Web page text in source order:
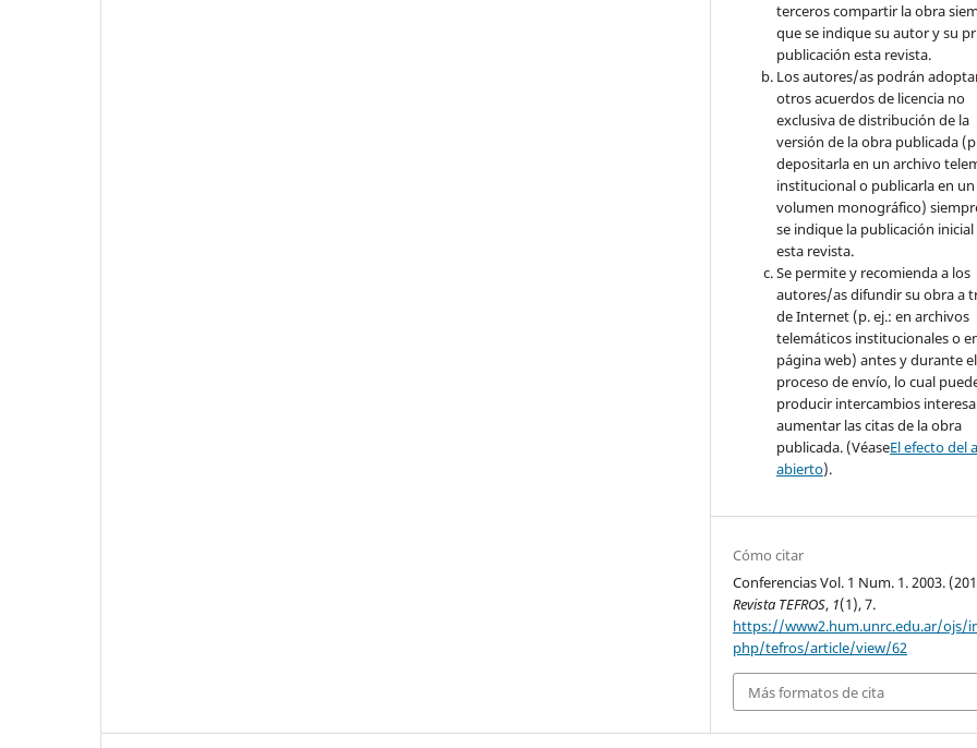
terceros compartir la obra
que se indique su autor y su
publicación esta revista.
Los autores/as podrán
otros acuerdos de licencia no
exclusiva de distribución de la
versión de la obra publicada
depositarla en un archivo
institucional o publicarla en un
volumen monográfico)
se indique la publicación inicial
esta revista.
Se permite y recomienda a los
autores/as difundir su obra a
de Internet (p. ej.: en archivos
telemáticos institucionales o
página web) antes y durante el
proceso de envío, lo cual
producir intercambios
aumentar las citas de la obra
publicada. (VéaseEl efecto del
abierto).
Cómo citar
Conferencias Vol. 1 Num. 1. 2003.
Revista TEFROS, 1(1), 7.
https://www2.hum.unrc.edu.ar/ojs/
php/tefros/article/view/62
Más formatos de cita